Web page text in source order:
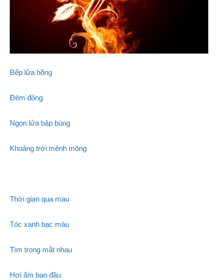
Bếp lửa hồng
Đêm đông
Ngọn lửa bập bùng
Khoảng trời mênh mông
Thời gian qua mau
Tóc xanh bạc màu
Tìm trong mắt nhau
Hơi ấm ban đầu